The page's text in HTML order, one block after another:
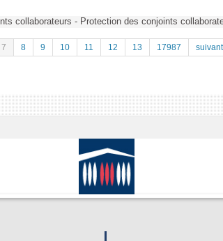
collaborateurs - Protection des conjoints
7 8 9 10 11 12 13 17987